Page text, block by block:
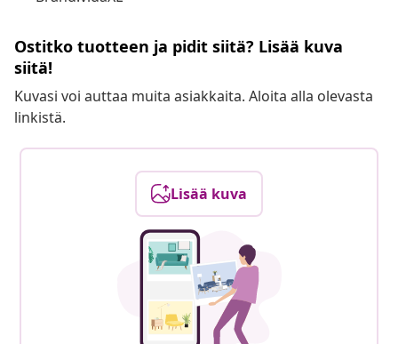
Ostitko tuotteen ja pidit siitä? Lisää kuva
siitä!
Kuvasi voi auttaa muita asiakkaita. Aloita alla olevasta
linkistä.
Lisää kuva